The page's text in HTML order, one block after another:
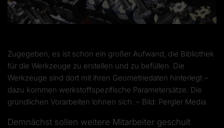
Zugegeben, es ist schon ein großer Aufwand, die Bibliothek
für die Werkzeuge zu erstellen und zu befüllen. Die
Werkzeuge sind dort mit ihren Geometriedaten hinterlegt –
dazu kommen werkstoffspezifische Parametersätze. Die
gründlichen Vorarbeiten lohnen sich. – Bild: Pergler Media
Demnächst sollen weitere Mitarbeiter geschult